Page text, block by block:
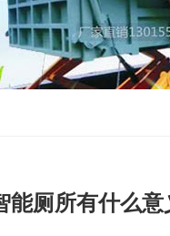
能厕所有什么意